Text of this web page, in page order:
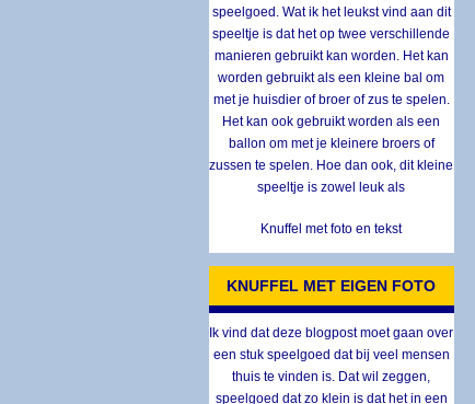
speelgoed. Wat ik het leukst vind aan dit
speeltje is dat het op twee verschillende
manieren gebruikt kan worden. Het kan
worden gebruikt als een kleine bal om
met je huisdier of broer of zus te spelen.
Het kan ook gebruikt worden als een
ballon om met je kleinere broers of
zussen te spelen. Hoe dan ook, dit kleine
speeltje is zowel leuk als
Knuffel met foto en tekst
KNUFFEL MET EIGEN FOTO
Ik vind dat deze blogpost moet gaan over
een stuk speelgoed dat bij veel mensen
thuis te vinden is. Dat wil zeggen,
speelgoed dat zo klein is dat het in een